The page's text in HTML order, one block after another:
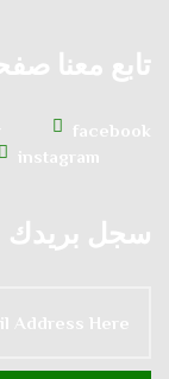
تابع معنا
facebook
instagram
سجل بريدك